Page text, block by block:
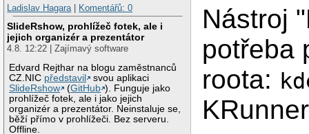
Ladislav Hagara| Komentářů: 0
SlideRshow, prohlížeč fotek, ale i
jejich organizér a prezentátor
4.8. 12:22 | Zajímavý software
Edvard Rejthar na blogu zaměstnanců
CZ.NIC představil
svou aplikaci
SlideRshow
(GitHub ). Funguje jako
prohlížeč fotek, ale i jako jejich
organizér a prezentátor. Neinstaluje se,
běží přímo v prohlížeči. Bez serveru.
Offline.
Nástroj
potřeba
roota: